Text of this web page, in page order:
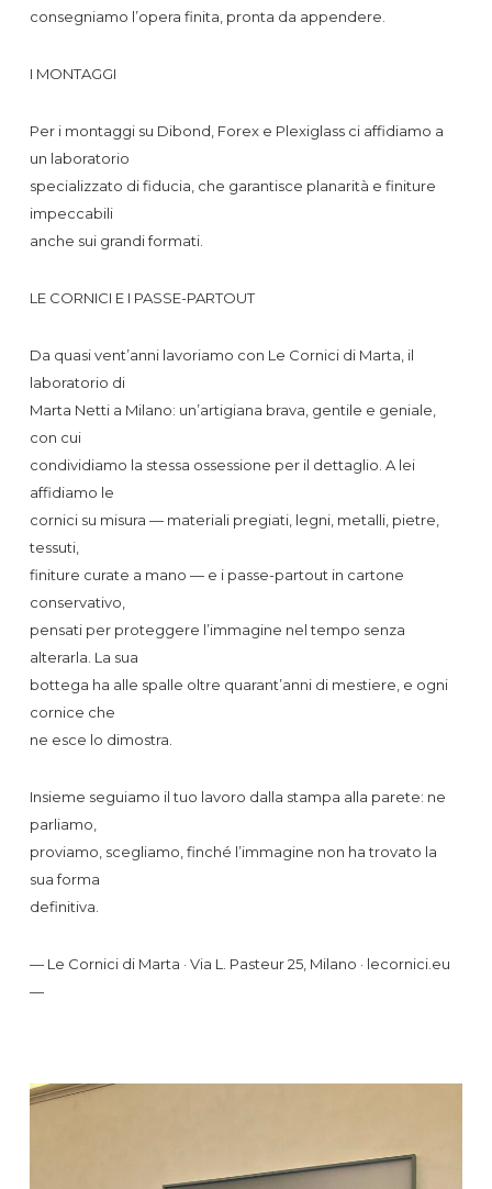
consegniamo l’opera finita, pronta da appendere.
I MONTAGGI
Per i montaggi su Dibond, Forex e Plexiglass ci affidiamo a
un laboratorio
specializzato di fiducia, che garantisce planarità e finiture
impeccabili
anche sui grandi formati.
LE CORNICI E I PASSE-PARTOUT
Da quasi vent’anni lavoriamo con Le Cornici di Marta, il
laboratorio di
Marta Netti a Milano: un’artigiana brava, gentile e geniale,
con cui
condividiamo la stessa ossessione per il dettaglio. A lei
affidiamo le
cornici su misura — materiali pregiati, legni, metalli, pietre,
tessuti,
finiture curate a mano — e i passe-partout in cartone
conservativo,
pensati per proteggere l’immagine nel tempo senza
alterarla. La sua
bottega ha alle spalle oltre quarant’anni di mestiere, e ogni
cornice che
ne esce lo dimostra.
Insieme seguiamo il tuo lavoro dalla stampa alla parete: ne
parliamo,
proviamo, scegliamo, finché l’immagine non ha trovato la
sua forma
definitiva.
— Le Cornici di Marta · Via L. Pasteur 25, Milano · lecornici.eu
—